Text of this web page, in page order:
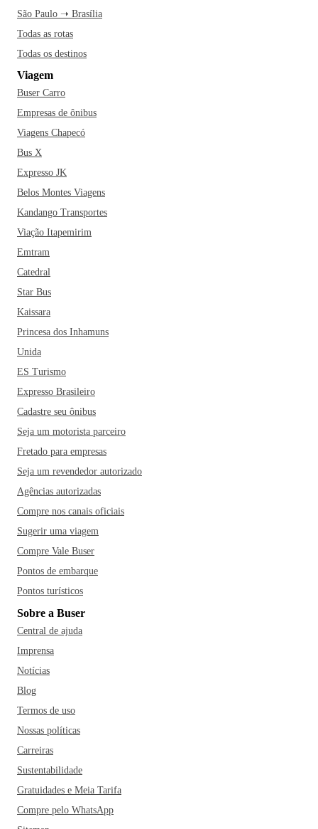
São Paulo ➝ Brasília
Todas as rotas
Todas os destinos
Viagem
Buser Carro
Empresas de ônibus
Viagens Chapecó
Bus X
Expresso JK
Belos Montes Viagens
Kandango Transportes
Viação Itapemirim
Emtram
Catedral
Star Bus
Kaissara
Princesa dos Inhamuns
Unida
ES Turismo
Expresso Brasileiro
Cadastre seu ônibus
Seja um motorista parceiro
Fretado para empresas
Seja um revendedor autorizado
Agências autorizadas
Compre nos canais oficiais
Sugerir uma viagem
Compre Vale Buser
Pontos de embarque
Pontos turísticos
Sobre a Buser
Central de ajuda
Imprensa
Notícias
Blog
Termos de uso
Nossas políticas
Carreiras
Sustentabilidade
Gratuidades e Meia Tarifa
Compre pelo WhatsApp